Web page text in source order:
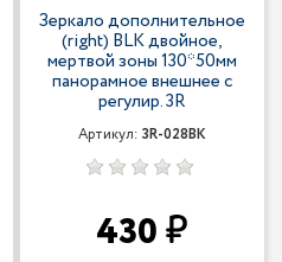
Зеркало дополнительное
(right) BLK двойное,
мертвой зоны 130*50мм
панорамное внешнее с
регулир. 3R
Артикул: 3R-028BK
430